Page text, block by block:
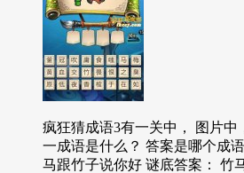
疯狂猜成语3有一关中， 图片中
一成语是什么？ 答案是哪个成
马跟竹子说你好 谜底答案： 竹